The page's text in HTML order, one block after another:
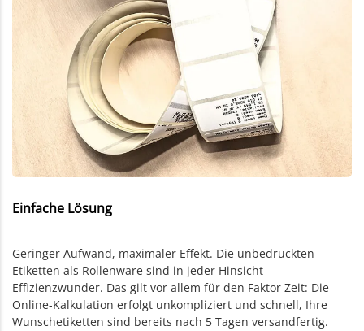
Einfache Lösung
Geringer Aufwand, maximaler Effekt. Die unbedruckten
Etiketten als Rollenware sind in jeder Hinsicht
Effizienzwunder. Das gilt vor allem für den Faktor Zeit: Die
Online-Kalkulation erfolgt unkompliziert und schnell, Ihre
Wunschetiketten sind bereits nach 5 Tagen versandfertig.